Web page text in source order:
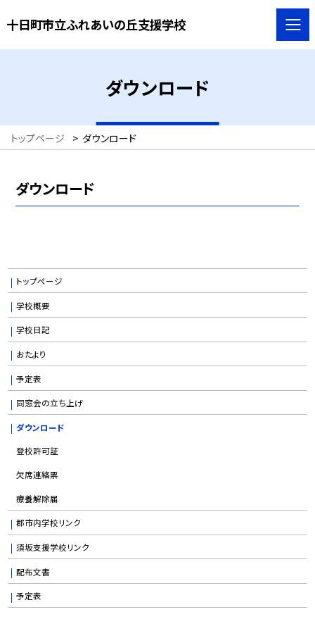
十日町市立ふれあいの丘支援学校
ダウンロード
トップページ > ダウンロード
ダウンロード
トップページ
学校概要
学校日記
おたより
予定表
同窓会の立ち上げ
ダウンロード
登校許可証
欠席連絡票
療養解除届
郡市内学校リンク
須坂支援学校リンク
配布文書
予定表